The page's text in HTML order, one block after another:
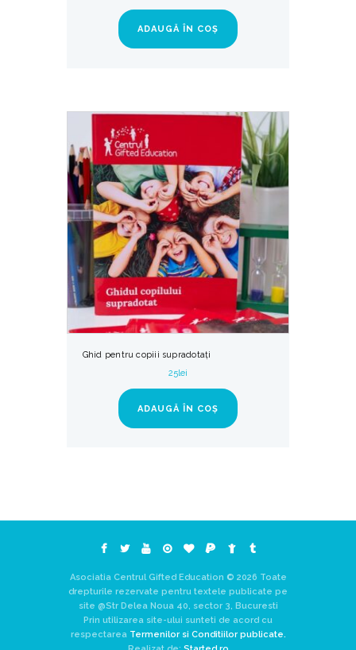
ADAUGĂ ÎN COȘ
Ghid pentru copiii supradotați
25lei
ADAUGĂ ÎN COȘ
Asociatia Centrul Gifted Education © 2026 Toate
drepturile rezervate pentru textele publicate pe
site @Str Delea Noua 40, sector 3, Bucuresti
Prin utilizarea site-ului sunteti de acord cu
respectarea Termenilor si Conditiilor publicate.